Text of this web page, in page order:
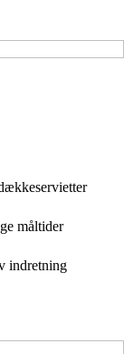
måltider
indretning